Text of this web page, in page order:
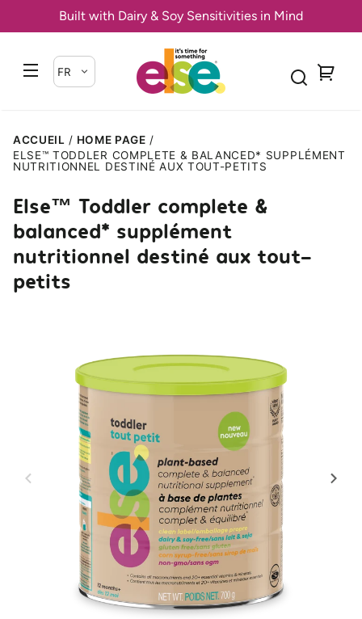
au
Built with Dairy & Soy Sensitivities in Mind
FR
aux
ACCUEIL
HOME PAGE
ELSE™ TODDLER COMPLETE & BALANCED* SUPPLÉMENT
NUTRITIONNEL DESTINÉ AUX TOUT-PETITS
Else™ Toddler complete &
balanced* supplément
nutritionnel destiné aux tout-
petits